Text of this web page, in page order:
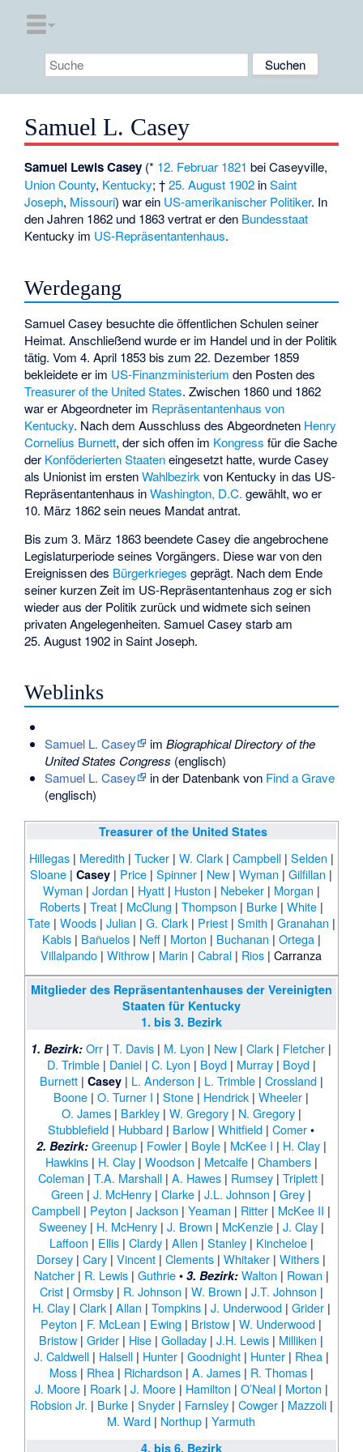
Samuel L. Casey
Samuel Lewis Casey (* 12. Februar 1821 beiCaseyville,
Union County, Kentucky; †25. August 1902 inSaint
Joseph, Missouri) war ein US-amerikanischer Politiker. In
den Jahren 1862 und 1863 vertrat er den Bundesstaat
Kentucky im US-Repräsentantenhaus.
Werdegang
Samuel Casey besuchte die öffentlichen Schulen seiner
Heimat. Anschließend wurde er im Handel und in der Politik
tätig. Vom 4. April 1853 bis zum 22. Dezember 1859
bekleidete er im US-Finanzministerium den Posten des
Treasurer of the United States. Zwischen 1860 und 1862
war er Abgeordneter im Repräsentantenhaus von
Kentucky. Nach dem Ausschluss des Abgeordneten Henry
Cornelius Burnett, der sich offen im Kongress für die Sache
der Konföderierten Staateneingesetzt hatte, wurde Casey
als Unionist im erstenWahlbezirk von Kentucky in das US-
Repräsentantenhaus inWashington, D.C. gewählt, wo er
10. März 1862 sein neues Mandat antrat.
Bis zum 3. März 1863 beendete Casey die angebrochene
Legislaturperiode seines Vorgängers. Diese war von den
Ereignissen des Bürgerkrieges geprägt. Nach dem Ende
seiner kurzen Zeit im US-Repräsentantenhaus zog er sich
wieder aus der Politik zurück und widmete sich seinen
privaten Angelegenheiten. Samuel Casey starb am
25. August 1902 in Saint Joseph.
Weblinks
Samuel L. Casey im Biographical Directory of the
United States Congress (englisch)
Samuel L. Casey
in der Datenbank von Find a Grave
(englisch)
Treasurer of the United States
Hillegas| Meredith | Tucker| W. Clark| Campbell| Selden |
Sloane |Casey | Price |Spinner | New |Wyman |Gilfillan |
Wyman | Jordan | Hyatt| Huston | Nebeker| Morgan |
Roberts| Treat| McClung | Thompson | Burke| White|
Tate| Woods| Julian | G. Clark| Priest| Smith | Granahan |
Kabis| Bañuelos| Neff| Morton | Buchanan | Ortega|
Villalpando |Withrow | Marin |Cabral | Rios |Carranza
Mitglieder des Repräsentantenhauses der Vereinigten
Staaten für Kentucky
1. bis 3. Bezirk
1. Bezirk: Orr |T. Davis | M. Lyon | New |Clark | Fletcher |
D. Trimble| Daniel| C. Lyon | Boyd| Murray| Boyd|
Burnett| Casey| L. Anderson | L. Trimble| Crossland|
Boone |O. Turner I |Stone | Hendrick |Wheeler |
O. James| Barkley| W. Gregory| N. Gregory|
Stubblefield | Hubbard | Barlow |Whitfield |Comer•
2. Bezirk: Greenup| Fowler| Boyle| McKee I | H. Clay|
Hawkins| H. Clay| Woodson | Metcalfe| Chambers|
Coleman |T.A. Marshall |A. Hawes | Rumsey |Triplett |
Green |J. McHenry |Clarke |J.L. Johnson |Grey |
Campbell | Peyton |Jackson |Yeaman | Ritter | McKee II |
Sweeney| H. McHenry| J. Brown | McKenzie| J. Clay|
Laffoon | Ellis| Clardy| Allen | Stanley| Kincheloe|
Dorsey |Cary |Vincent |Clements |Whitaker |Withers |
Natcher| R. Lewis| Guthrie• 3. Bezirk: Walton | Rowan |
Crist| Ormsby| R. Johnson | W. Brown | J.T. Johnson |
H. Clay| Clark| Allan | Tompkins| J. Underwood| Grider|
Peyton | F. McLean | Ewing | Bristow |W. Underwood |
Bristow |Grider | Hise |Golladay |J.H. Lewis | Milliken |
J. Caldwell| Halsell| Hunter| Goodnight| Hunter| Rhea|
Moss| Rhea| Richardson | A. James| R. Thomas|
J. Moore| Roark| J. Moore| Hamilton | O’Neal| Morton |
Robsion Jr. | Burke| Snyder| Farnsley| Cowger| Mazzoli|
M. Ward | Northup |Yarmuth
4. bis 6. Bezirk